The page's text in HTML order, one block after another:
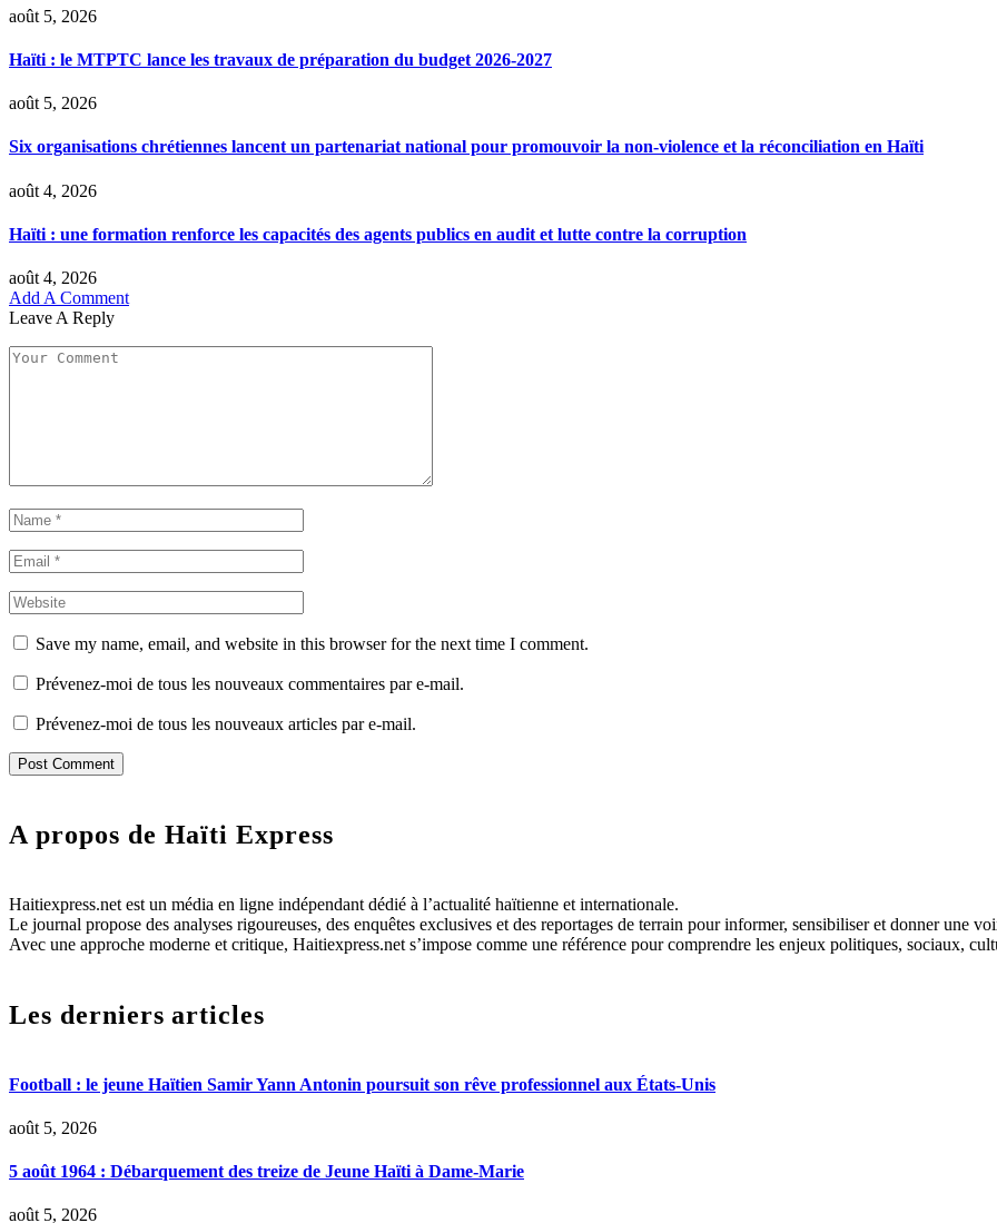
août 5, 2026
Haïti : le MTPTC lance les travaux de préparation du budget 2026-2027
août 5, 2026
Six organisations chrétiennes lancent un partenariat national pour promouvoir la non-violence et la réconciliation en Haïti
août 4, 2026
Haïti : une formation renforce les capacités des agents publics en audit et lutte contre la corruption
août 4, 2026
Add A Comment
Leave A Reply
Save my name, email, and website in this browser for the next time I comment.
Prévenez-moi de tous les nouveaux commentaires par e-mail.
Prévenez-moi de tous les nouveaux articles par e-mail.
A propos de Haïti Express
Haitiexpress.net est un média en ligne indépendant dédié à l’actualité haïtienne et internationale.
Le journal propose des analyses rigoureuses, des enquêtes exclusives et des reportages de terrain pour informer, sensibiliser et donner une
Avec une approche moderne et critique, Haitiexpress.net s’impose comme une référence pour comprendre les enjeux politiques, sociaux,
Les derniers articles
Football : le jeune Haïtien Samir Yann Antonin poursuit son rêve professionnel aux États-Unis
août 5, 2026
5 août 1964 : Débarquement des treize de Jeune Haïti à Dame-Marie
août 5, 2026